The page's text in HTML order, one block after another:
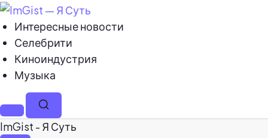
Интересные новости
Селебрити
Киноиндустрия
Музыка
МенюПоиск
ImGist - Я Суть